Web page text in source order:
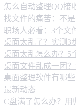
怎么自动整理QQ接
找文件的痛苦：不
职场人必看：3个文
桌面太乱了？实测3
桌面太乱怎么办？5
桌面文件乱成一团
桌面整理软件有哪
最新动态
C盘满了怎么办？用